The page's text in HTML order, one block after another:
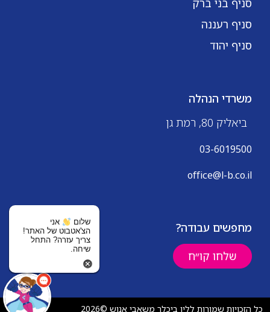
סניף בני ברק
סניף רעננה
סניף יהוד
משרדי הנהלה
ביאליק 80, רמת גן
03-6019500
office@l-b.co.il
מחפשים עבודה?
שלחו קו״ח
כל הזכויות שמורות ללין ביכלר משאבי אנוש ©2026
שלום
אני
הצ'אטבוט של האתר!
צריך עזרה? התחל
שיחה.